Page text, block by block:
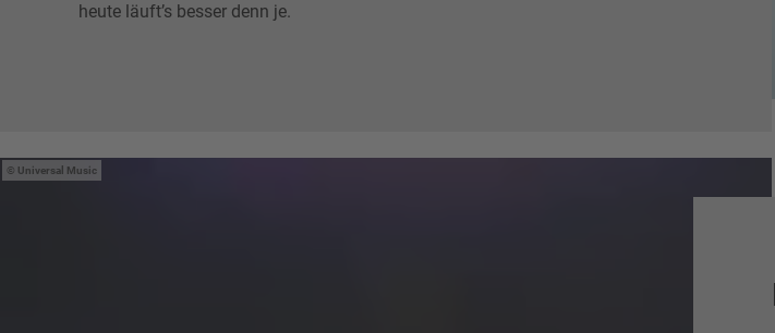
heute läuft’s besser denn je.
Universal Music